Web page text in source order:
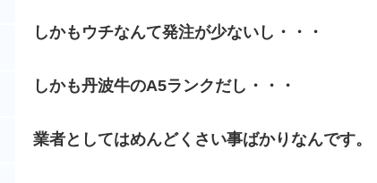
しかもウチなんて発注が少ないし・・・
しかも丹波牛のA5ランクだし・・・
業者としてはめんどくさい事ばかりなんです。